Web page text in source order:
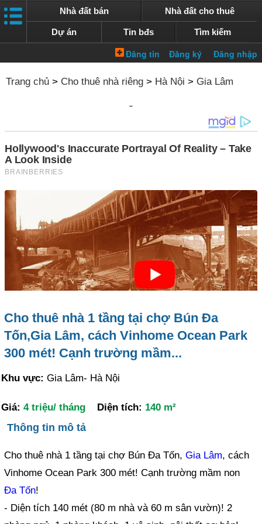
Nhà đất bán Nhà đất cho thuê
Dự án Tin bđs Tìm kiếm
Trang chủ > Cho thuê nhà riêng > Hà Nội > Gia Lâm
Cho thuê nhà 1 tầng tại chợ Bún Đa
Tốn,Gia Lâm, cách Vinhome Ocean Park
300 mét! Cạnh trường mầm...
Khu vực: Gia Lâm- Hà Nội
Giá:4 triệu/ tháng Diện tích: 140 m²
Thông tin mô tả
Cho thuê nhà 1 tầng tại chợ Bún Đa Tốn,Gia Lâm, cách
Vinhome Ocean Park 300 mét! Cạnh trường mầm non
Đa Tốn!
- Diện tích 140 mét (80 m nhà và 60 m sân vườn)! 2